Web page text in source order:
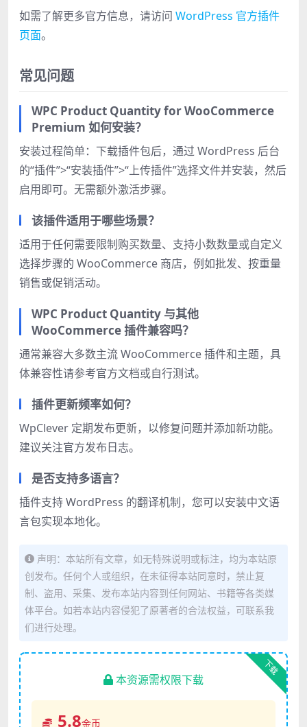
如需了解更多官方信息，请访问 WordPress 官方插件
页面。
常见问题
WPC Product Quantity for WooCommerce
Premium 如何安装？
安装过程简单：下载插件包后，通过 WordPress 后台
的“插件”>“安装插件”>“上传插件”选择文件并安装，然后
启用即可。无需额外激活步骤。
该插件适用于哪些场景？
适用于任何需要限制购买数量、支持小数数量或自定义
选择步骤的 WooCommerce 商店，例如批发、按重量
销售或促销活动。
WPC Product Quantity 与其他
WooCommerce 插件兼容吗？
通常兼容大多数主流 WooCommerce 插件和主题，具
体兼容性请参考官方文档或自行测试。
插件更新频率如何？
WpClever 定期发布更新，以修复问题并添加新功能。
建议关注官方发布日志。
是否支持多语言？
插件支持 WordPress 的翻译机制，您可以安装中文语
言包实现本地化。
声明：本站所有文章，如无特殊说明或标注，均为本站原
创发布。任何个人或组织，在未征得本站同意时，禁止复
制、盗用、采集、发布本站内容到任何网站、书籍等各类媒
体平台。如若本站内容侵犯了原著者的合法权益，可联系我
们进行处理。
下载
本资源需权限下载
5.8金币